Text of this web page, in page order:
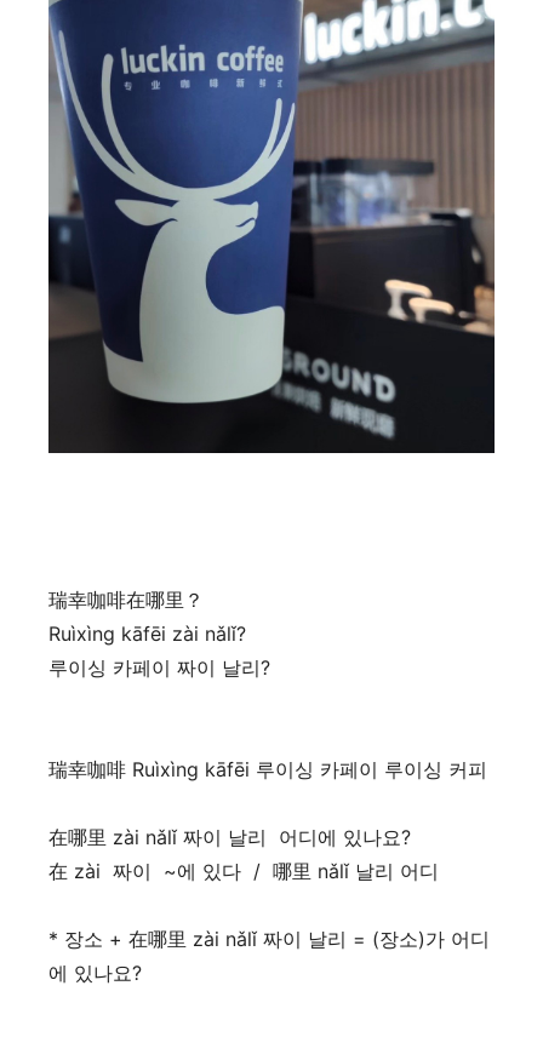
瑞幸咖啡在哪里？
Ruìxìng kāfēi zài nǎlǐ?
루이싱 카페이 짜이 날리?
瑞幸咖啡 Ruìxìng kāfēi 루이싱 카페이 루이싱 커피
在哪里 zài nǎlǐ 짜이 날리 어디에 있나요?
在 zài 짜이 ~에 있다 / 哪里 nǎlǐ 날리 어디
* 장소 + 在哪里 zài nǎlǐ 짜이 날리 = (장소)가 어디
에 있나요?